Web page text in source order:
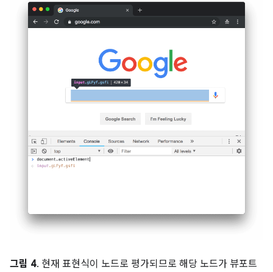
그림 4. 현재 표현식이 노드로 평가되므로 해당 노드가 뷰포트